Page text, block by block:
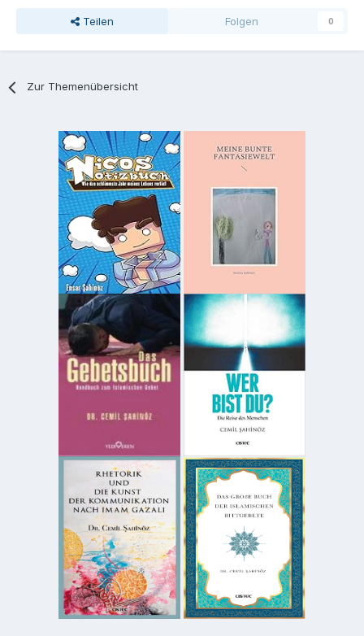
Teilen Folgen 0
Zur Themenübersicht